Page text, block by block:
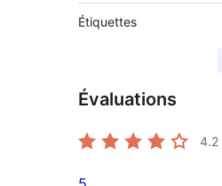
Étiquettes
Évaluations
4.2